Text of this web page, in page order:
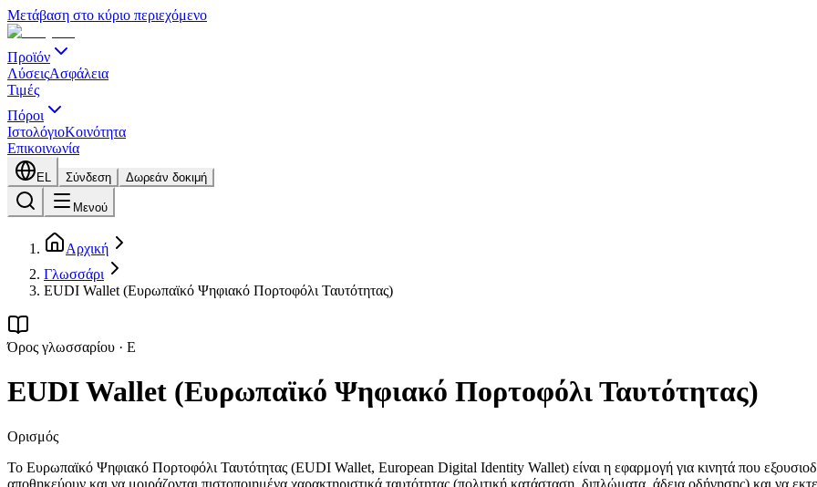
Μετάβαση στο κύριο περιεχόμενο
Προϊόν
ΛύσειςΑσφάλεια
Τιμές
Πόροι
ΙστολόγιοΚοινότητα
Επικοινωνία
EL Σύνδεση Δωρεάν δοκιμή
Μενού
Αρχική
Γλωσσάρι
EUDI Wallet (Ευρωπαϊκό Ψηφιακό Πορτοφόλι Ταυτότητας)
Όρος γλωσσαρίου · E
EUDI Wallet (Ευρωπαϊκό Ψηφιακό Πορτοφόλι Ταυτότητας)
Ορισμός
Το Ευρωπαϊκό Ψηφιακό Πορτοφόλι Ταυτότητας (EUDI Wallet, European Digital Identity Wallet) είναι η εφαρμογή για κινητά που
αποθηκεύουν και να μοιράζονται πιστοποιημένα χαρακτηριστικά ταυτότητας (πολιτική κατάσταση, διπλώματα, άδεια οδήγησης) και να